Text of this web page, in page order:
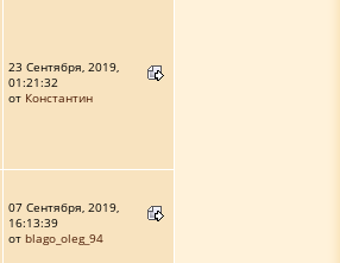
23 Сентября, 2019,
01:21:32
от Константин
07 Сентября, 2019,
16:13:39
от blago_oleg_94